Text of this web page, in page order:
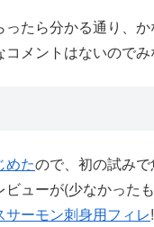
ったら分かる通り、
メントはないのでみ
めたので、初の試み
ビューが(少なかった
ーモン刺身用フィレ